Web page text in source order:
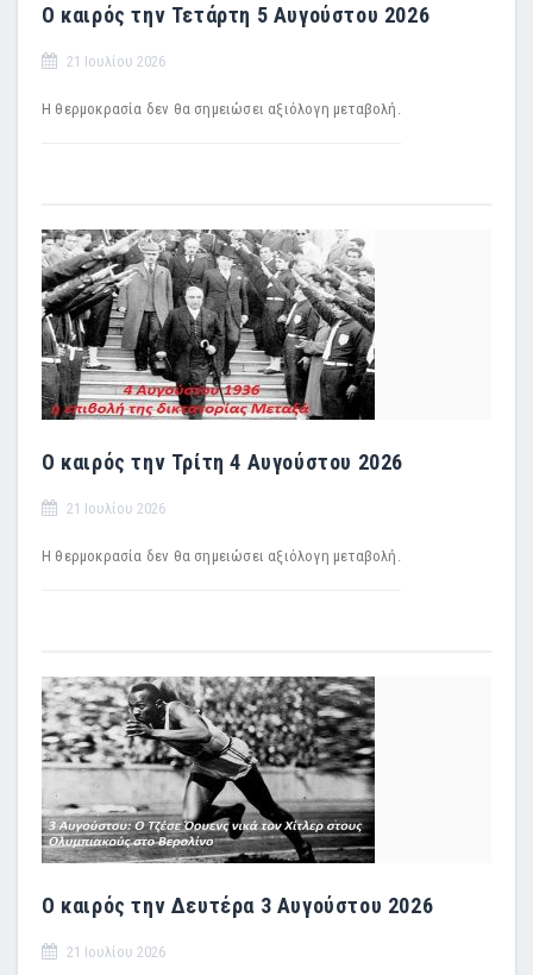
Ο καιρός την Τετάρτη 5 Αυγούστου 2026
21 Ιουλίου 2026
Η θερμοκρασία δεν θα σημειώσει αξιόλογη μεταβολή.
Ο καιρός την Τρίτη 4 Αυγούστου 2026
21 Ιουλίου 2026
Η θερμοκρασία δεν θα σημειώσει αξιόλογη μεταβολή.
Ο καιρός την Δευτέρα 3 Αυγούστου 2026
21 Ιουλίου 2026